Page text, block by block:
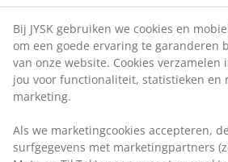
Bij JYSK gebruiken we cookies en
om een goede ervaring te garanderen
van onze website. Cookies verzamelen
jou voor functionaliteit, statistieken en
marketing.
Als we marketingcookies accepteren,
surfgegevens met marketingpartners